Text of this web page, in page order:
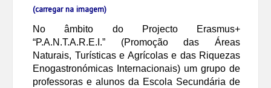
(carregar na imagem)
No âmbito do Projecto Erasmus+
“P.A.N.T.A.R.E.I.” (Promoção das Áreas
Naturais, Turísticas e Agrícolas e das Riquezas
Enogastronómicas Internacionais) um grupo de
professoras e alunos da Escola Secundária de